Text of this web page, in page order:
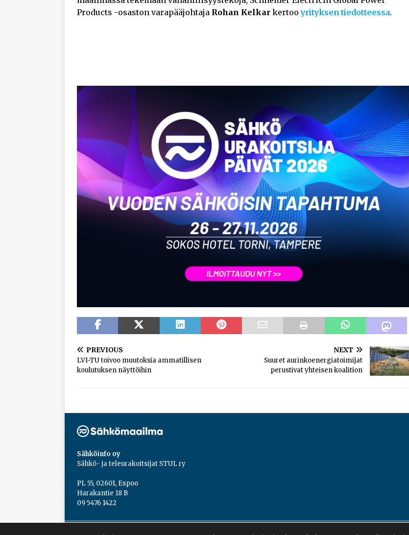
Products -osaston varapääjohtaja Rohan Kelkar kertooyrityksen tiedotteessa.
PREVIOUS
LVI-TU toivoo muutoksia ammatillisen
koulutuksen näyttöihin
NEXT
Suuret aurinkoenergiatoimijat
perustivat yhteisen koalition
Sähköinfo oy
Sähkö- ja teleurakoitsijat STUL ry
PL 55, 02601, Espoo
Harakantie 18 B
09 5476 1422